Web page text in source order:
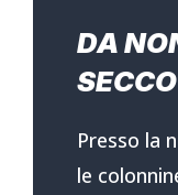
DA
SECCO
Presso la
le